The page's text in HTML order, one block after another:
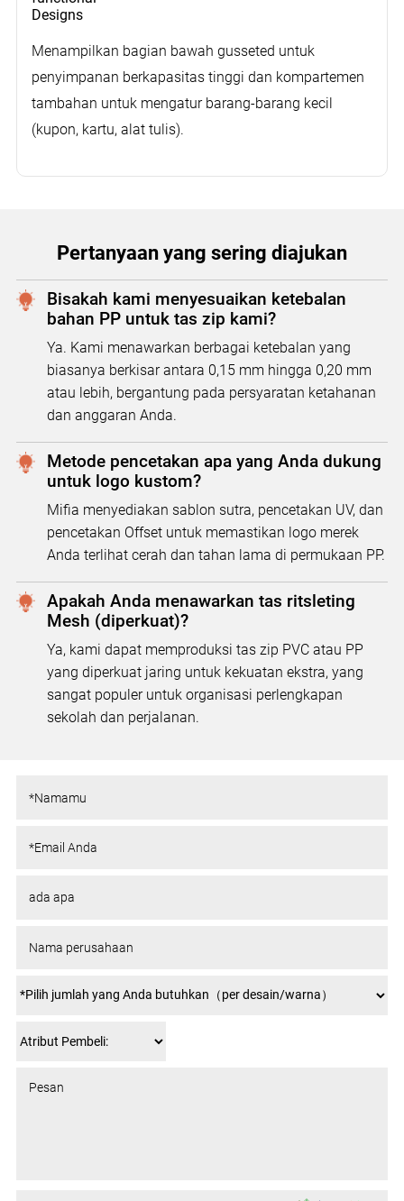
Menampilkan bagian bawah gusseted untuk
penyimpanan berkapasitas tinggi dan kompartemen
tambahan untuk mengatur barang-barang kecil
(kupon, kartu, alat tulis).
Pertanyaan yang sering diajukan
Bisakah kami menyesuaikan ketebalan
bahan PP untuk tas zip kami?
Ya. Kami menawarkan berbagai ketebalan yang
biasanya berkisar antara 0,15 mm hingga 0,20 mm
atau lebih, bergantung pada persyaratan ketahanan
dan anggaran Anda.
Metode pencetakan apa yang Anda dukung
untuk logo kustom?
Mifia menyediakan sablon sutra, pencetakan UV, dan
pencetakan Offset untuk memastikan logo merek
Anda terlihat cerah dan tahan lama di permukaan PP.
Apakah Anda menawarkan tas ritsleting
Mesh (diperkuat)?
Ya, kami dapat memproduksi tas zip PVC atau PP
yang diperkuat jaring untuk kekuatan ekstra, yang
sangat populer untuk organisasi perlengkapan
sekolah dan perjalanan.